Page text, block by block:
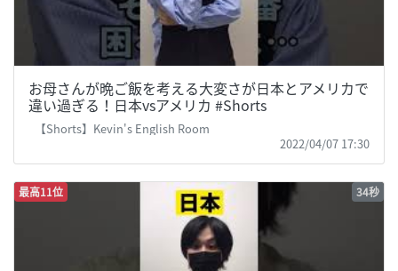
お母さんが晩ご飯を考える大変さが日本とアメリカで
違い過ぎる！日本vsアメリカ #Shorts
【Shorts】Kevin's English Room
2022/04/07 17:30
最高11位 34秒